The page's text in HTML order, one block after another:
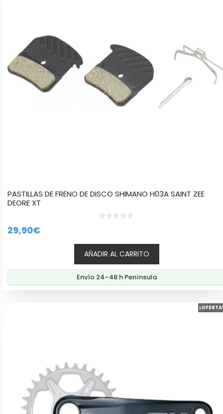
PASTILLAS DE FRENO DE DISCO SHIMANO H03A SAINT ZEE
DEORE XT
5
29,90€
AÑADIR AL CARRITO
Envío 24–48 h Península
opciones
pueden
elegir